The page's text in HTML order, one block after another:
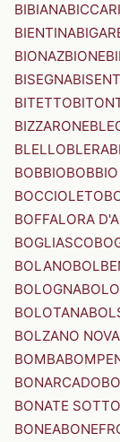
BIBIANABICCARI
BIENTINA
BIONAZBIONE
BISEGNA
BITETTO
BIZZARONE
BLELLOBLERA
BOBBIO
BOCCIOLETO
BOFFALORA
BOGLIASCO
BOLANO
BOLOGNA
BOLOTANA
BOLZANO
BOMBA
BONARCADO
BONATE SOTTO
BONEA